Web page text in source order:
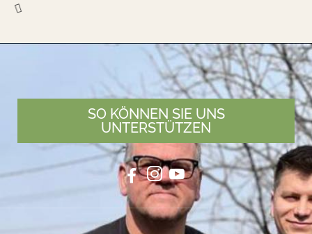
Weihnachtsfreude im Geschenkkarton
Weihnachtsfreude im Geschenkkarton Nur für
Fördermitglieder! Schenken ohne Umwege Freude für die
Ärmsten der Armen! Schritt 1 der Geschenkkarton Bitte
verwendet für euer Päckchen einen